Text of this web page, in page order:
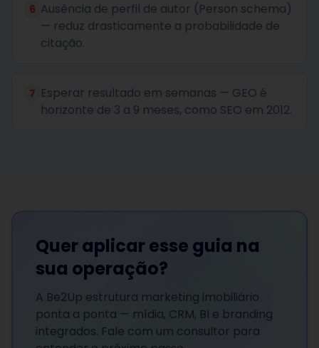
6 Ausência de perfil de autor (Person schema)
— reduz drasticamente a probabilidade de
citação.
7 Esperar resultado em semanas — GEO é
horizonte de 3 a 9 meses, como SEO em 2012.
Quer aplicar esse guia na
sua operação?
A Be2Up estrutura marketing imobiliário
ponta a ponta — mídia, CRM, BI e branding
integrados. Fale com um consultor para